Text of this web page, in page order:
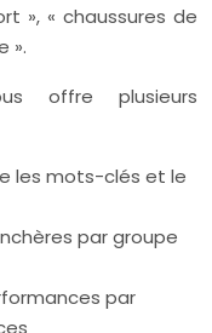
», « chaussures de
».
offre plusieurs
les mots-clés et le
par groupe
par